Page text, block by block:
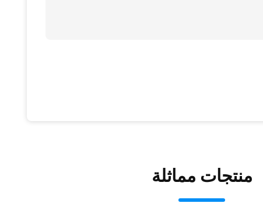
منتجات مماثلة